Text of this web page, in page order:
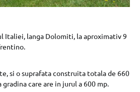
Italiei, langa Dolomiti, la aproximativ 9
si o suprafata construita totala de 660
gradina care are in jurul a 600 mp.